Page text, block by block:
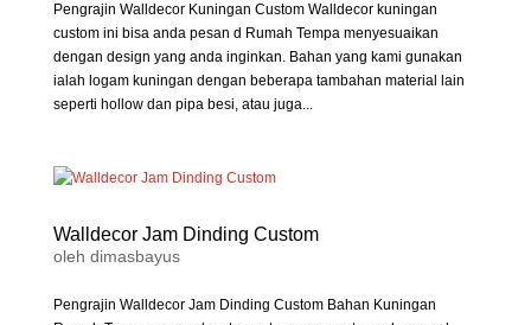
Pengrajin Walldecor Kuningan Custom Walldecor kuningan
custom ini bisa anda pesan d Rumah Tempa menyesuaikan
dengan design yang anda inginkan. Bahan yang kami gunakan
ialah logam kuningan dengan beberapa tambahan material lain
seperti hollow dan pipa besi, atau juga...
Walldecor Jam Dinding Custom
oleh dimasbayus
Pengrajin Walldecor Jam Dinding Custom Bahan Kuningan